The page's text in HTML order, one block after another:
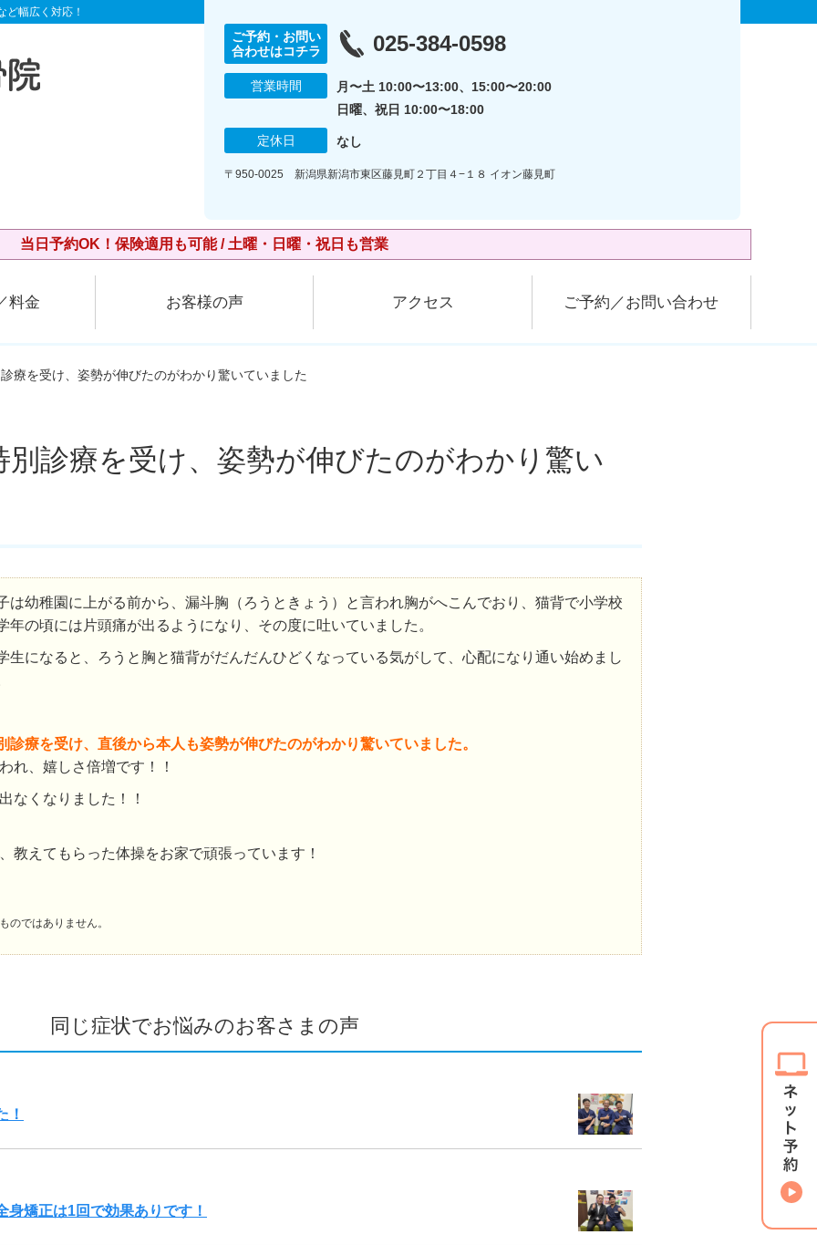
ど幅広く対応！
ご予約・お問い
合わせはコチラ
025-384-0598
営業時間
月〜土 10:00〜13:00、15:00〜20:00
日曜、祝日 10:00〜18:00
定休日 なし
〒950-0025 新潟県新潟市東区藤見町２丁目４−１８ イオン藤見町
当日予約OK！保険適用も可能 / 土曜・日曜・祝日も営業
料金 お客様の声 アクセス ご予約／お問い合わせ
療を受け、姿勢が伸びたのがわかり驚いていました
別診療を受け、姿勢が伸びたのがわかり驚い
は幼稚園に上がる前から、漏斗胸（ろうときょう）と言われ胸がへこんでおり、猫背で小学校
年の頃には片頭痛が出るようになり、その度に吐いていました。
生になると、ろうと胸と猫背がだんだんひどくなっている気がして、心配になり通い始めまし
診療を受け、直後から本人も姿勢が伸びたのがわかり驚いていました。
れ、嬉しさ倍増です！！
なくなりました！！
教えてもらった体操をお家で頑張っています！
のではありません。
同じ症状でお悩みのお客さまの声
！
矯正は1回で効果ありです！